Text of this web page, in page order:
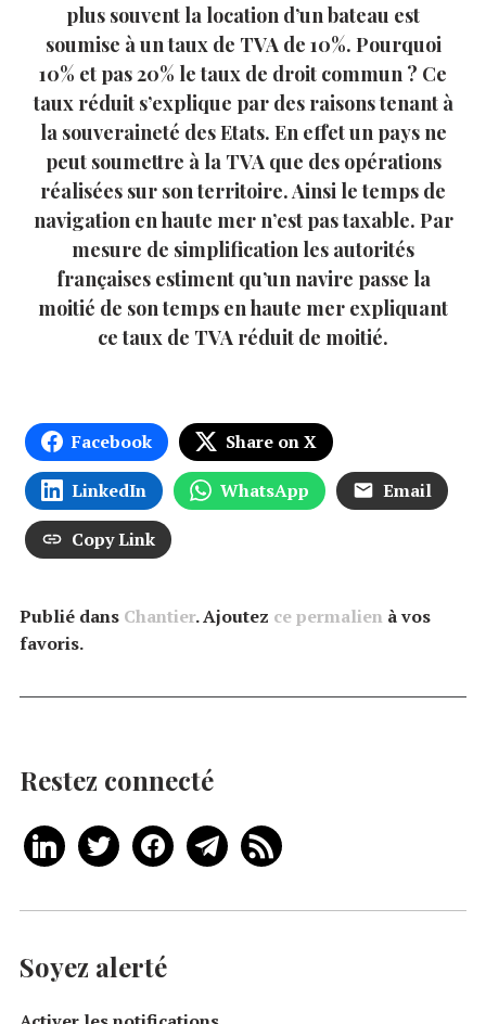
plus souvent la location d’un bateau est
soumise à un taux de TVA de 10%. Pourquoi
10% et pas 20% le taux de droit commun ? Ce
taux réduit s’explique par des raisons tenant à
la souveraineté des Etats. En effet un pays ne
peut soumettre à la TVA que des opérations
réalisées sur son territoire. Ainsi le temps de
navigation en haute mer n’est pas taxable. Par
mesure de simplification les autorités
françaises estiment qu’un navire passe la
moitié de son temps en haute mer expliquant
ce taux de TVA réduit de moitié.
Facebook Share on X
LinkedIn WhatsApp Email
Copy Link
Publié dans Chantier. Ajoutez ce permalien à vos
favoris.
Restez connecté
Soyez alerté